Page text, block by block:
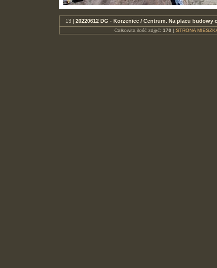
13 | 20220612 DG - Korzeniec / Centrum. Na placu
Całkowita ilość zdjęć: 170 | STRONA